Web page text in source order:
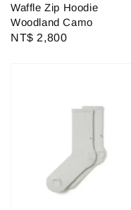
Waffle Zip Hoodie
Woodland Camo
Regular
NT$ 2,800